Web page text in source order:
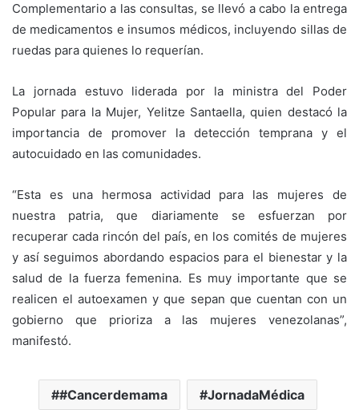
Complementario a las consultas, se llevó a cabo la entrega
de medicamentos e insumos médicos, incluyendo sillas de
ruedas para quienes lo requerían.
La jornada estuvo liderada por la ministra del Poder
Popular para la Mujer, Yelitze Santaella, quien destacó la
importancia de promover la detección temprana y el
autocuidado en las comunidades.
“Esta es una hermosa actividad para las mujeres de
nuestra patria, que diariamente se esfuerzan por
recuperar cada rincón del país, en los comités de mujeres
y así seguimos abordando espacios para el bienestar y la
salud de la fuerza femenina. Es muy importante que se
realicen el autoexamen y que sepan que cuentan con un
gobierno que prioriza a las mujeres venezolanas”,
manifestó.
#Cancerdemama JornadaMédica